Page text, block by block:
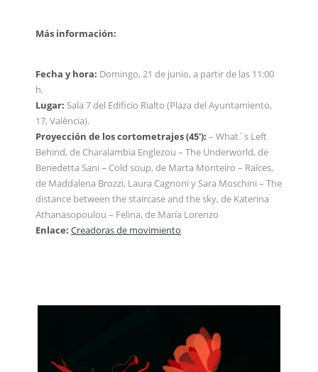
Más información:
Fecha y hora: Domingo, 21 de junio, a partir de las 11:00
h.
Lugar: Sala 7 del Edificio Rialto (Plaza del Ayuntamiento,
17, València).
Proyección de los cortometrajes (45′): – What´s Left
Behind, de Charalambia Englezou – The Underworld, de
Benedetta Sani – Cold soup, de Marta Monteiro – Raíces,
de Maddalena Brozzi, Laura Cagnoni y Sara Moschini – The
distance between the staircase and the sky, de Katerina
Athanasopoulou – Felina, de María Lorenzo
Enlace: Creadoras de movimiento